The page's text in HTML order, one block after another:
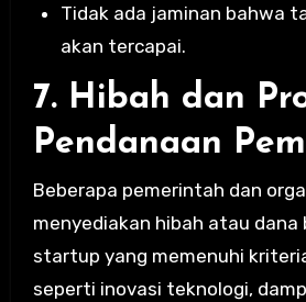
Tidak ada jaminan bahwa
akan tercapai.
7. Hibah dan
Pendanaan
Beberapa pemerintah dan
menyediakan hibah atau dana
startup yang memenuhi
seperti inovasi teknologi,